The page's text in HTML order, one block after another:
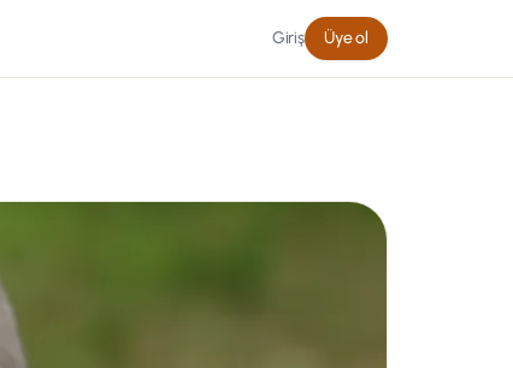
Giriş Üye ol